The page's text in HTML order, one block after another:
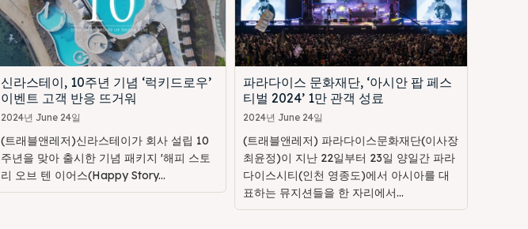
신라스테이, 10주년 기념 ‘럭키드로우’
이벤트 고객 반응 뜨거워
2024년 June 24일
(트래블앤레저)신라스테이가 회사 설립 10
주년을 맞아 출시한 기념 패키지 '해피 스토
리 오브 텐 이어스(Happy Story...
파라다이스 문화재단, ‘아시안 팝 페스
티벌 2024’ 1만 관객 성료
2024년 June 24일
(트래블앤레저) 파라다이스문화재단(이사장
최윤정)이 지난 22일부터 23일 양일간 파라
다이스시티(인천 영종도)에서 아시아를 대
표하는 뮤지션들을 한 자리에서...